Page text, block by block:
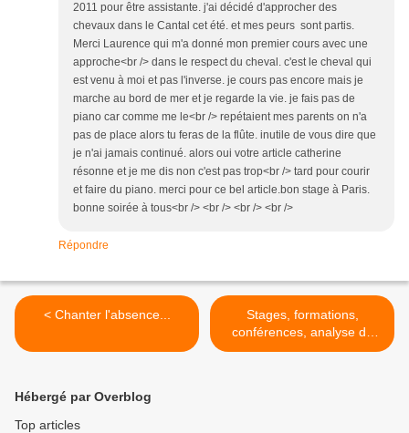
2011 pour être assistante. j'ai décidé d'approcher des
chevaux dans le Cantal cet été. et mes peurs sont partis.
Merci Laurence qui m'a donné mon premier cours avec une
approche<br /> dans le respect du cheval. c'est le cheval qui
est venu à moi et pas l'inverse. je cours pas encore mais je
marche au bord de mer et je regarde la vie. je fais pas de
piano car comme me le<br /> repétaient mes parents on n'a
pas de place alors tu feras de la flûte. inutile de vous dire que
je n'ai jamais continué. alors oui votre article catherine
résonne et je me dis non c'est pas trop<br /> tard pour courir
et faire du piano. merci pour ce bel article.bon stage à Paris.
bonne soirée à tous<br /> <br /> <br /> <br />
Répondre
< Chanter l'absence...
Stages, formations,
conférences, analyse de
pratique >
Hébergé par Overblog
Top articles